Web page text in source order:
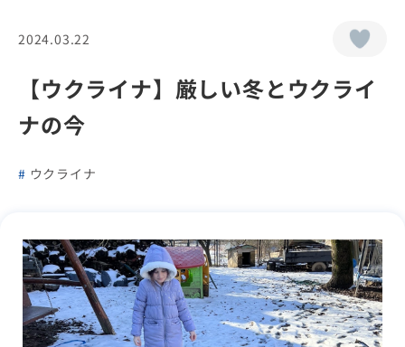
2024.03.22
【ウクライナ】厳しい冬とウクライ
ナの今
ウクライナ